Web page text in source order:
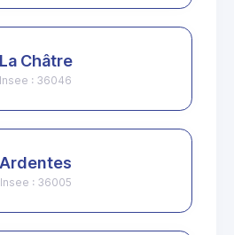
La Châtre
Insee : 36046
Ardentes
Insee : 36005